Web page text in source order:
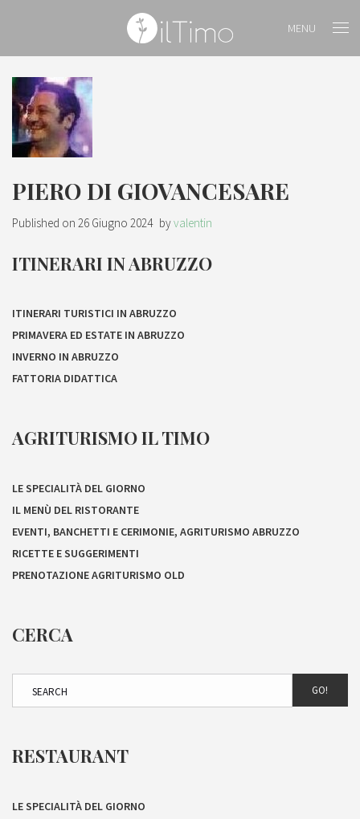
MENU
PIERO DI GIOVANCESARE
Published on 26 Giugno 2024 byvalentin
ITINERARI IN ABRUZZO
ITINERARI TURISTICI IN ABRUZZO
PRIMAVERA ED ESTATE IN ABRUZZO
INVERNO IN ABRUZZO
FATTORIA DIDATTICA
AGRITURISMO IL TIMO
LE SPECIALITÀ DEL GIORNO
IL MENÙ DEL RISTORANTE
EVENTI, BANCHETTI E CERIMONIE, AGRITURISMO ABRUZZO
RICETTE E SUGGERIMENTI
PRENOTAZIONE AGRITURISMO OLD
CERCA
GO!
RESTAURANT
LE SPECIALITÀ DEL GIORNO